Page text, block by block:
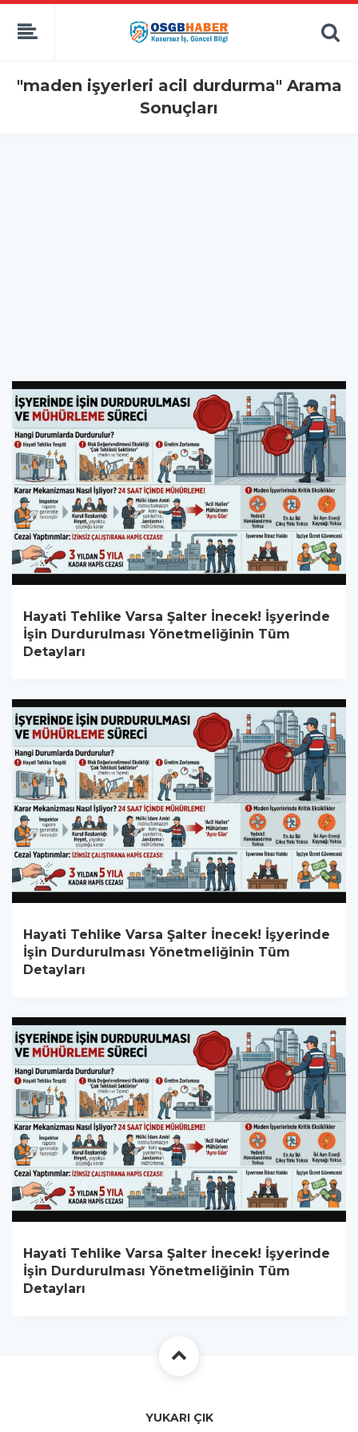
"maden işyerleri acil durdurma" Arama
Sonuçları
Hayati Tehlike Varsa Şalter İnecek! İşyerinde
İşin Durdurulması Yönetmeliğinin Tüm
Detayları
Hayati Tehlike Varsa Şalter İnecek! İşyerinde
İşin Durdurulması Yönetmeliğinin Tüm
Detayları
Hayati Tehlike Varsa Şalter İnecek! İşyerinde
İşin Durdurulması Yönetmeliğinin Tüm
Detayları
YUKARI ÇIK